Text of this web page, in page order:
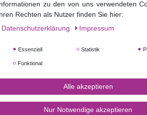
die auf einer Seite golden, auf der
sind sie eine günstige Alternative zum 4mm
zu den von uns verwendeten
Rechten als Nutzer finden Sie hier:
Daten­schutz­erklärung
Impressum
Essenziell Statistik
Funktional
Alle akzeptieren
Nur Notwendige akzeptieren